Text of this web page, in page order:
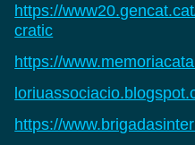
https://
cratic
https://
https://